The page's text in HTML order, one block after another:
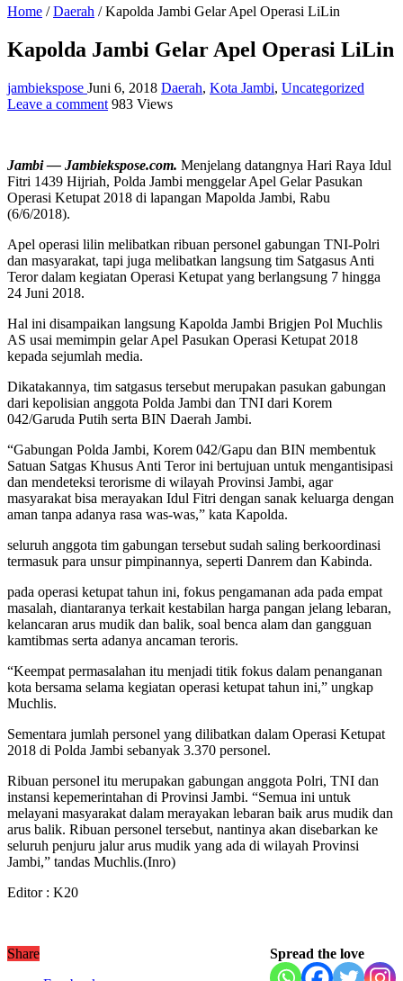
Home / Daerah / Kapolda Jambi Gelar Apel Operasi LiLin
Kapolda Jambi Gelar Apel Operasi LiLin
jambiekspose Juni 6, 2018 Daerah, Kota Jambi, Uncategorized
Leave a comment 983 Views
Jambi — Jambiekspose.com. Menjelang datangnya Hari Raya Idul
Fitri 1439 Hijriah, Polda Jambi menggelar Apel Gelar Pasukan
Operasi Ketupat 2018 di lapangan Mapolda Jambi, Rabu
(6/6/2018).
Apel operasi lilin melibatkan ribuan personel gabungan TNI-Polri
dan masyarakat, tapi juga melibatkan langsung tim Satgasus Anti
Teror dalam kegiatan Operasi Ketupat yang berlangsung 7 hingga
24 Juni 2018.
Hal ini disampaikan langsung Kapolda Jambi Brigjen Pol Muchlis
AS usai memimpin gelar Apel Pasukan Operasi Ketupat 2018
kepada sejumlah media.
Dikatakannya, tim satgasus tersebut merupakan pasukan gabungan
dari kepolisian anggota Polda Jambi dan TNI dari Korem
042/Garuda Putih serta BIN Daerah Jambi.
“Gabungan Polda Jambi, Korem 042/Gapu dan BIN membentuk
Satuan Satgas Khusus Anti Teror ini bertujuan untuk mengantisipasi
dan mendeteksi terorisme di wilayah Provinsi Jambi, agar
masyarakat bisa merayakan Idul Fitri dengan sanak keluarga dengan
aman tanpa adanya rasa was-was,” kata Kapolda.
seluruh anggota tim gabungan tersebut sudah saling berkoordinasi
termasuk para unsur pimpinannya, seperti Danrem dan Kabinda.
pada operasi ketupat tahun ini, fokus pengamanan ada pada empat
masalah, diantaranya terkait kestabilan harga pangan jelang lebaran,
kelancaran arus mudik dan balik, soal benca alam dan gangguan
kamtibmas serta adanya ancaman teroris.
“Keempat permasalahan itu menjadi titik fokus dalam penanganan
kota bersama selama kegiatan operasi ketupat tahun ini,” ungkap
Muchlis.
Sementara jumlah personel yang dilibatkan dalam Operasi Ketupat
2018 di Polda Jambi sebanyak 3.370 personel.
Ribuan personel itu merupakan gabungan anggota Polri, TNI dan
instansi kepemerintahan di Provinsi Jambi. “Semua ini untuk
melayani masyarakat dalam merayakan lebaran baik arus mudik dan
arus balik. Ribuan personel tersebut, nantinya akan disebarkan ke
seluruh penjuru jalur arus mudik yang ada di wilayah Provinsi
Jambi,” tandas Muchlis.(Inro)
Editor : K20
Spread the love
Share